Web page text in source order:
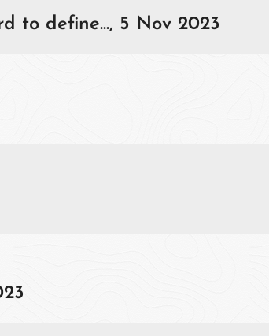
to define..., 5 Nov 2023